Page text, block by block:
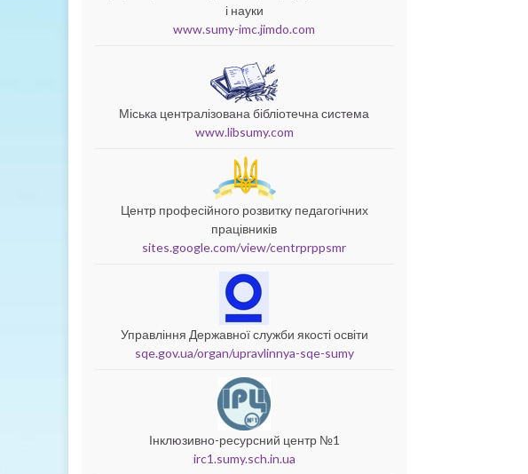
і науки
www.sumy-imc.jimdo.com
Міська централізована бібліотечна система
www.libsumy.com
Центр професійного розвитку педагогічних
працівників
sites.google.com/view/centrprppsmr
Управління Державної служби якості освіти
sqe.gov.ua/organ/upravlinnya-sqe-sumy
Інклюзивно-ресурсний центр №1
irc1.sumy.sch.in.ua